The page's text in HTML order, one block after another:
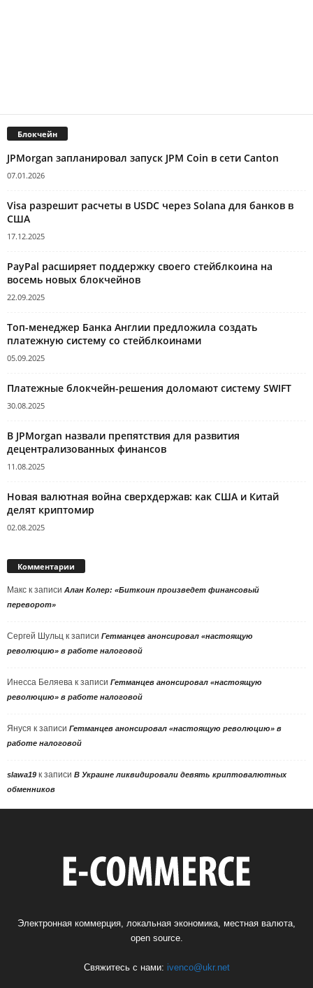
Блокчейн
JPMorgan запланировал запуск JPM Coin в сети Canton
07.01.2026
Visa разрешит расчеты в USDC через Solana для банков в
США
17.12.2025
PayPal расширяет поддержку своего стейблкоина на
восемь новых блокчейнов
22.09.2025
Топ-менеджер Банка Англии предложила создать
платежную систему со стейблкоинами
05.09.2025
Платежные блокчейн-решения доломают систему SWIFT
30.08.2025
В JPMorgan назвали препятствия для развития
децентрализованных финансов
11.08.2025
Новая валютная война сверхдержав: как США и Китай
делят криптомир
02.08.2025
Комментарии
Макс к записи Алан Колер: «Биткоин произведет финансовый
переворот»
Сергей Шульц к записи Гетманцев анонсировал «настоящую
революцию» в работе налоговой
Инесса Беляева к записи Гетманцев анонсировал «настоящую
революцию» в работе налоговой
Януся к записи Гетманцев анонсировал «настоящую революцию» в
работе налоговой
slawa19 к записи В Украине ликвидировали девять криптовалютных
обменников
Электронная коммерция, локальная экономика, местная валюта,
open source.
Свяжитесь с нами: ivenco@ukr.net